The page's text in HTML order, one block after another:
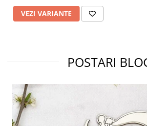
VEZI VARIANTE
POSTARI